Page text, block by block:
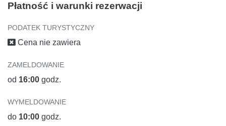
Płatność i warunki rezerwacji
PODATEK TURYSTYCZNY
Cena nie zawiera
ZAMELDOWANIE
od 16:00 godz.
WYMELDOWANIE
do 10:00 godz.